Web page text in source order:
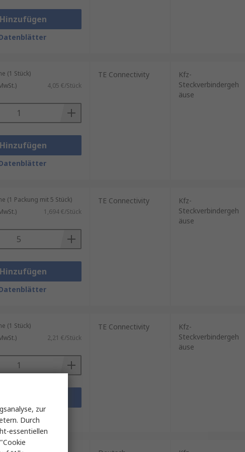
(1 Stück)
4,05 €/Stück
TE Connectivity
Kfz-
Steckverbindergeh
äuse
(1 Packung mit 5 Stück)
1,694 €/Stück
TE Connectivity
Kfz-
Steckverbindergeh
äuse
(1 Stück)
2,21 €/Stück
Datenblätter
TE Connectivity
Kfz-
Steckverbindergeh
äuse
zur
Durch
essentiellen